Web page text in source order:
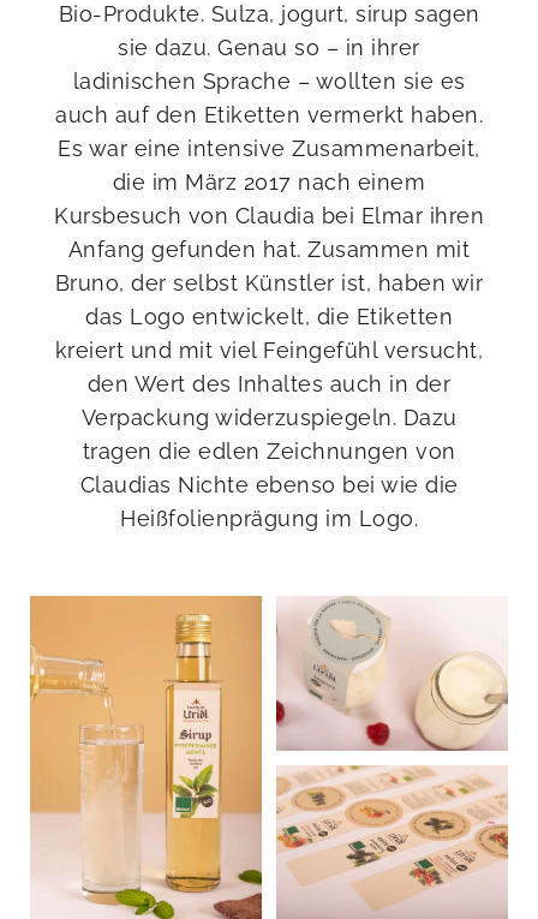
Bio-Produkte. Sulza, jogurt, sirup sagen
sie dazu. Genau so – in ihrer
ladinischen Sprache – wollten sie es
auch auf den Etiketten vermerkt haben.
Es war eine intensive Zusammenarbeit,
die im März 2017 nach einem
Kursbesuch von Claudia bei Elmar ihren
Anfang gefunden hat. Zusammen mit
Bruno, der selbst Künstler ist, haben wir
das Logo entwickelt, die Etiketten
kreiert und mit viel Feingefühl versucht,
den Wert des Inhaltes auch in der
Verpackung widerzuspiegeln. Dazu
tragen die edlen Zeichnungen von
Claudias Nichte ebenso bei wie die
Heißfolienprägung im Logo.